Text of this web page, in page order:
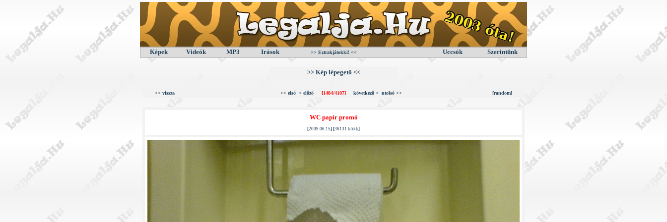
Képek Videók MP3 Irások >> Eztrakjátokki! << Uccsók Szerintünk
>> Kép lépegető <<
<< vissza << első < előző [1484/4107] következő > utolsó >> [random]
WC papír promó
[2009.06.15] [36131 klikk]